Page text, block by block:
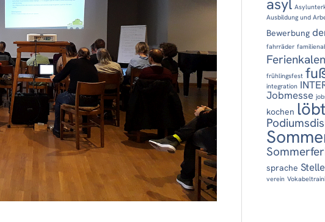
asyl
Ausbildung und
Bewerbung
fahrräder
frühlingsfest
integration
Jobmesse
kochen
sprache
verein